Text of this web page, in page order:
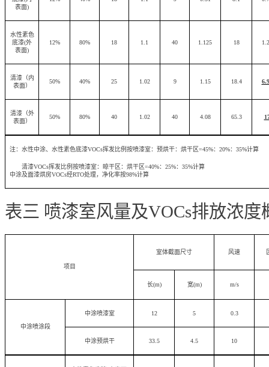
表面)
水性素色
底漆(外
表面)
12% 80% 18 1.1 40 1.125 18
清漆（内
表面）
50% 40% 25 1.02 9 1.15 18.4
清漆（外
表面）
50% 80% 40 1.02 40 4.08 65.3
注：水性中涂、水性素色底漆VOCs挥发比例按喷漆室：预烘干：烘干区=45%： 20%： 35%计算
清漆VOCs挥发比例按喷漆室：晾干区：烘干区=40%： 25%： 35%计算
中涂及面漆烘房VOCs经RTO处理，净化率按98%计算
表三 喷漆室风量及VOCs排放浓度
项目
室体截面尺寸 风速
长(m) 宽(m) m/s
中涂喷涂段
中涂喷漆室 12 5 0.3
中涂预烘干 33.5 4.5 10